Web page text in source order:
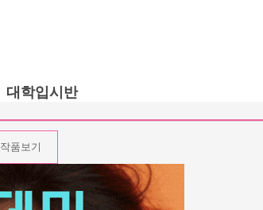
대학입시반
개설안내
고객문의
작품보기